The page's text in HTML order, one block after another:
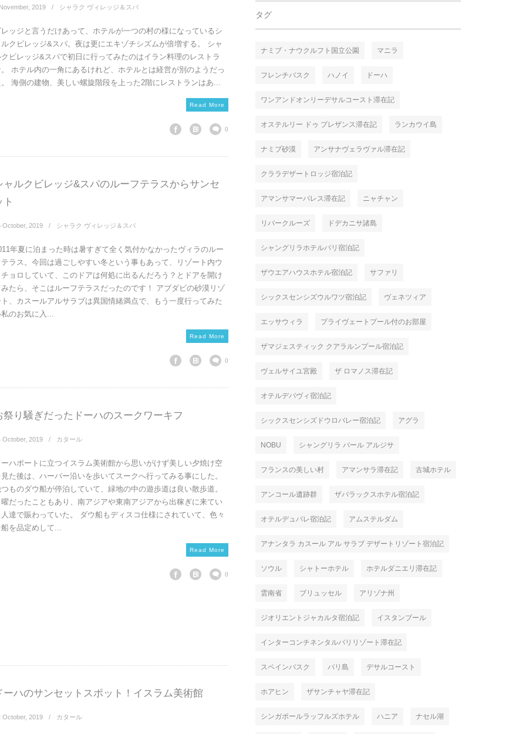
, 2019 シャラク ヴィレッジ＆スパ
ッジと言うだけあって、ホテルが一つの村の様になっているシ
クビレッジ&スパ。夜は更にエキゾチシズムが倍増する。 シャ
ビレッジ&スパで初日に行ってみたのはイラン料理のレストラ
ホテル内の一角にあるけれど、ホテルとは経営が別のようだっ
海側の建物、美しい螺旋階段を上った2階にレストランはあ...
Read More
0
ャルクビレッジ&スパのルーフテラスからサンセ
ト
October, 2019 シャラク ヴィレッジ＆スパ
年夏に泊まった時は暑すぎて全く気付かなかったヴィラのルー
ラス。今回は過ごしやすい冬という事もあって、リゾート内ウ
ョロしていて、このドアは何処に出るんだろう？とドアを開け
たら、そこはルーフテラスだったのです！ アブダビの砂漠リゾ
、カスールアルサラブは異国情緒満点で、もう一度行ってみた
のお気に入...
Read More
0
祭り騒ぎだったドーハのスークワーキフ
October, 2019 カタール
ハポートに立つイスラム美術館から思いがけず美しい夕焼け空
た後は、ハーバー沿いを歩いてスークへ行ってみる事にした。
ものダウ船が停泊していて、緑地の中の遊歩道は良い散歩道。
だったこともあり、南アジアや東南アジアから出稼ぎに来てい
達で賑わっていた。 ダウ船もディスコ仕様にされていて、色々
を品定めして...
Read More
0
ーハのサンセットスポット！イスラム美術館
October, 2019 カタール
タグ
ナミブ・ナウクルフト国立公園 マニラ
フレンチバスク ハノイ ドーハ
ワンアンドオンリーデサルコースト滞在記
オステルリー ドゥ プレザンス滞在記 ランカウイ島
ナミブ砂漠 アンサナヴェラヴァル滞在記
クララデザートロッジ宿泊記
アマンサマーパレス滞在記 ニャチャン
リバークルーズ ドデカニサ諸島
シャングリラホテルパリ宿泊記
ザウエアハウスホテル宿泊記 サファリ
シックスセンシズウルワツ宿泊記 ヴェネツィア
エッサウィラ プライヴェートプール付のお部屋
ザマジェスティック クアラルンプール宿泊記
ヴェルサイユ宮殿 ザ ロマノス滞在記
オテルデパヴィ宿泊記
シックスセンシズドウロバレー宿泊記 アグラ
NOBU シャングリラ バール アルジサ
フランスの美しい村 アマンサラ滞在記 古城ホテル
アンコール遺跡群 ザバラックスホテル宿泊記
オテルデュパレ宿泊記 アムステルダム
アナンタラ カスール アル サラブ デザートリゾート宿泊記
ソウル シャトーホテル ホテルダニエリ滞在記
雲南省 ブリュッセル アリゾナ州
ジオリエントジャカルタ宿泊記 イスタンブール
インターコンチネンタルバリリゾート滞在記
スペインバスク バリ島 デサルコースト
ホアヒン ザサンチャヤ滞在記
シンガポールラッフルズホテル ハニア ナセル湖